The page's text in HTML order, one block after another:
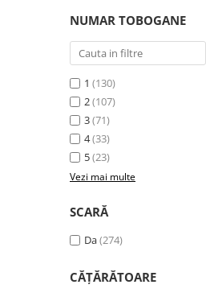
NUMAR TOBOGANE
1 (130)
2(107)
3(71)
4(33)
5(23)
Vezi mai multe
SCARĂ
Da(274)
CĂȚĂRĂTOARE